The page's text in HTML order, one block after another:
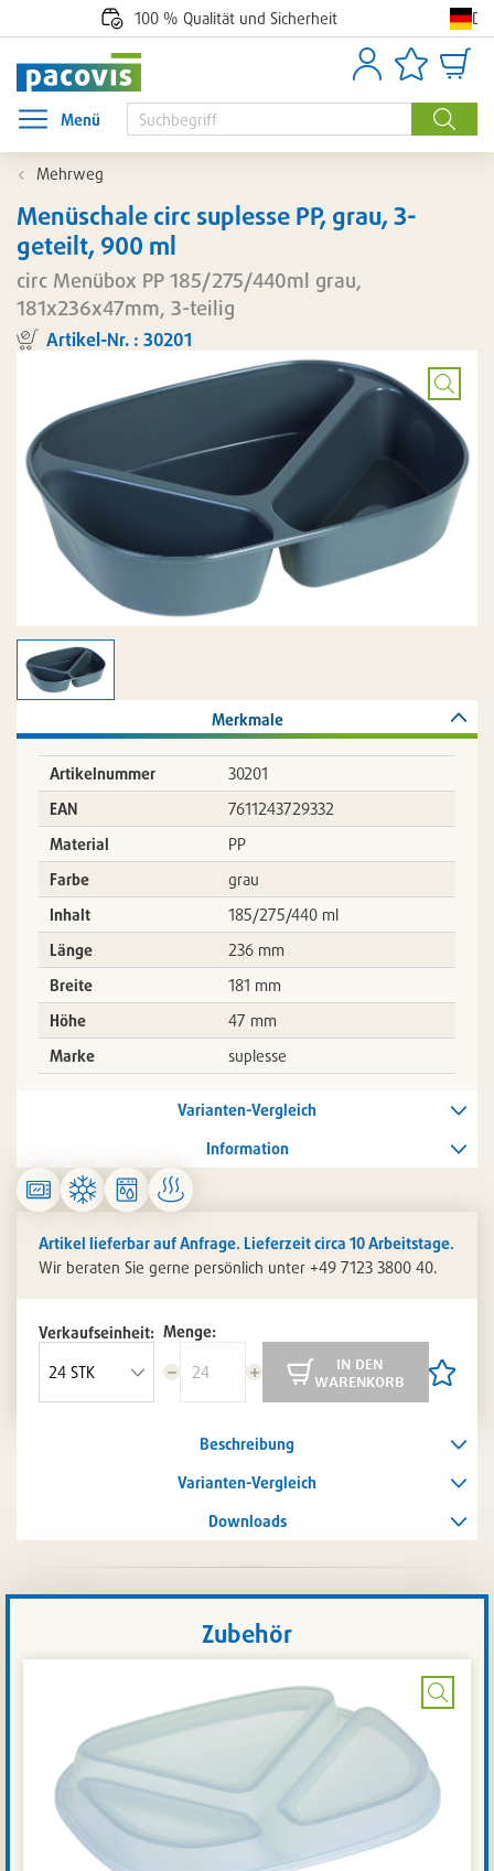
100 % Qualität und Sicherheit
Suche
AnmeldenArtikellisten
Menü
Menü öffnen
Mehrweg
Menüschale circ suplesse PP, grau, 3-
geteilt, 900 ml
circ Menübox PP 185/275/440ml grau,
181x236x47mm, 3-teilig
Artikel
Anfrage.
Lieferzeit
circa
10
Arbeitstage.
Zuletzt
aktualisiert
06.08.2026-
Artikel-Nr. : 30201
Bild
Merkmale
Artikelnummer
30201
EAN
7611243729332
Material
PP
Farbe
grau
Inhalt
185/275/440 ml
Länge
236 mm
Breite
181 mm
Höhe
47 mm
Marke
suplesse
Varianten-Vergleich
Information
Artikel lieferbar auf Anfrage. Lieferzeit circa 10 Arbeitstage.
Wir beraten Sie gerne persönlich unter +49 7123 3800 40.
Verkaufseinheit: Menge:
Menge
Menge
in den
warenkorb
Artikel
setzen
Beschreibung
Varianten-Vergleich
Downloads
Zubehör
Bild